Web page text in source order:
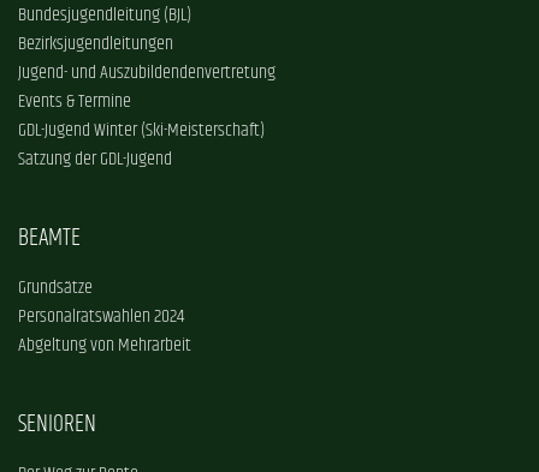
Bundesjugendleitung (BJL)
Bezirksjugendleitungen
Jugend- und Auszubildendenvertretung
Events & Termine
GDL-Jugend Winter (Ski-Meisterschaft)
Satzung der GDL-Jugend
BEAMTE
Grundsätze
Personalratswahlen 2024
Abgeltung von Mehrarbeit
SENIOREN